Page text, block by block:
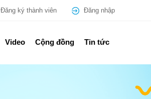
Đăng nhập
Đăng ký thành viên
Video Cộng đồng Tin tức